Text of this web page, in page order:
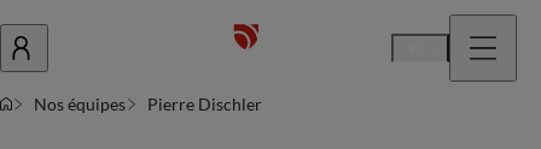
Nos équipes Pierre Dischler